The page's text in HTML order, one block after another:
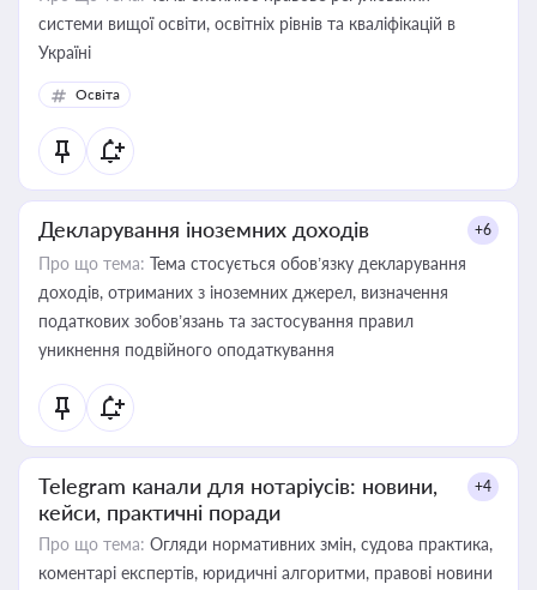
системи вищої освіти, освітніх рівнів та кваліфікацій в
Україні
Освіта
Декларування іноземних доходів +6
Про що тема: Тема стосується обов’язку декларування
доходів, отриманих з іноземних джерел, визначення
податкових зобов’язань та застосування правил
уникнення подвійного оподаткування
Telegram канали для нотаріусів: новини,
кейси, практичні поради
+4
Про що тема: Огляди нормативних змін, судова практика,
коментарі експертів, юридичні алгоритми, правові новини